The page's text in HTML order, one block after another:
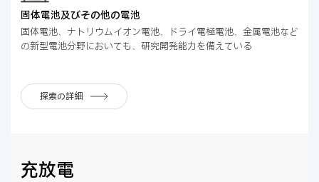
固体電池及びその他の電池
固体電池、ナトリウムイオン電池、ドライ電極電池、金属電池など
の新型電池分野においても、研究開発能力を備えている
探索の詳細
充放電